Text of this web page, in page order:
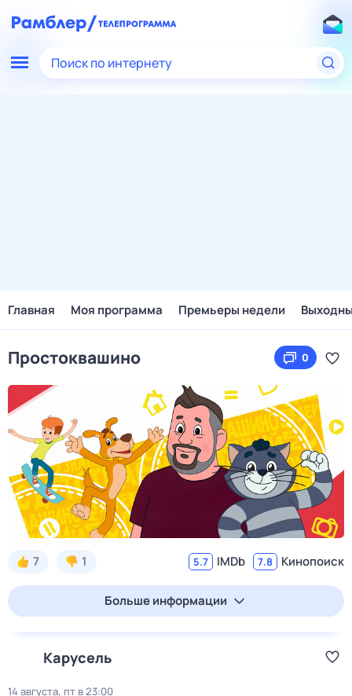
Поиск по интернету
Главная Моя программа Премьеры недели
Простоквашино 0
7 1 5.7 IMDb 7.8 Кинопоиск
Больше информации
Карусель
14 августа, пт в 23:00